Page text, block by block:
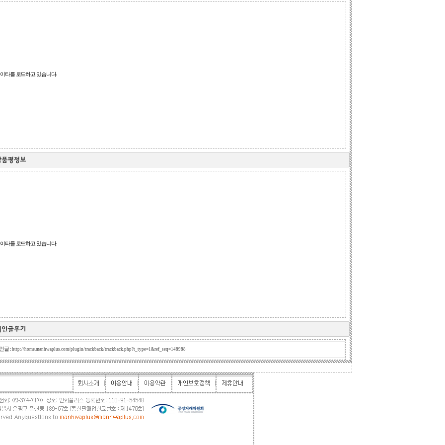
타를 로드하고 있습니다.
타를 로드하고 있습니다.
글 : http://home.manhwaplus.com/plugin/trackback/trackback.php?t_type=1&ref_seq=148988